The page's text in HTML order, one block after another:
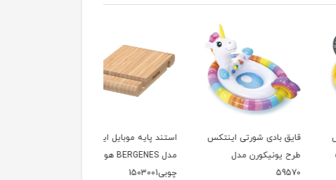
قایق بادی شورتی اینتکس
طرح یونیکورن مدل
استند پایه موبایل ایکیا
مدل BERGENES هولدر